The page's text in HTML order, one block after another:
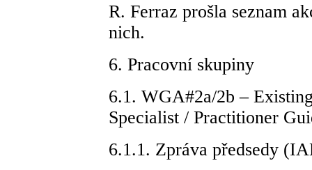
R. Ferraz prošla seznam
nich.
6. Pracovní skupiny
6.1. WGA#2a/2b –
Specialist / Practitioner
6.1.1. Zpráva předsedy